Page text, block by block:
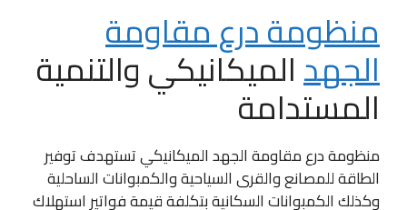
منظومة درع مقاومة
الجهدالميكانيكي والتنمية
المستدامة
منظومة درع مقاومة الجهد الميكانيكي تستهدف توفير
الطاقة للمصانع والقرى السياحية والكمبوانات الساحلية
وكذلك الكمبوانات السكانية بتكلفة قيمة فواتير استهلاك